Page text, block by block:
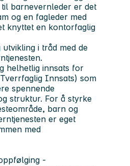
barnevernleder er det
og en fagleder med
knyttet en kontorfaglig
i tråd med de
helhetlig innsats for
Innsats) som
spennende
struktur. For å styrke
barn og
er eget
med
-